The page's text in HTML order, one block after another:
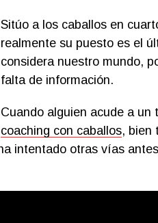
Sitúo a los caballos en
realmente su puesto es el
considera nuestro mundo,
falta de información.
Cuando alguien acude a un
coaching con caballos, bien
intentado otras vías